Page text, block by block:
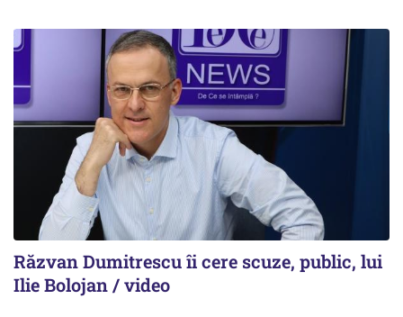
Răzvan Dumitrescu îi cere scuze, public, lui
Ilie Bolojan / video